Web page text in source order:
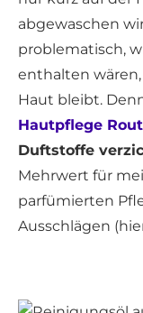
abgewaschen
problematisch,
enthalten
Haut bleibt.
Hautpflege
Duftstoffe
Mehrwert für
parfümierten
Ausschlägen